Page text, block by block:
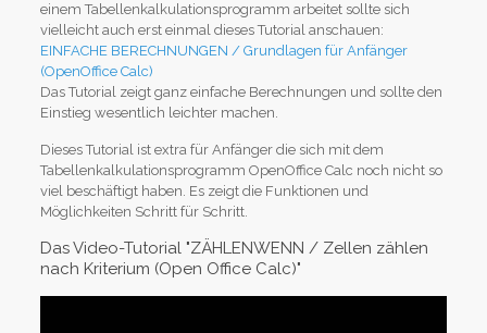
einem Tabellenkalkulationsprogramm arbeitet sollte sich
vielleicht auch erst einmal dieses Tutorial anschauen:
EINFACHE BERECHNUNGEN / Grundlagen für Anfänger
(OpenOffice Calc)
Das Tutorial zeigt ganz einfache Berechnungen und sollte den
Einstieg wesentlich leichter machen.
Dieses Tutorial ist extra für Anfänger die sich mit dem
Tabellenkalkulationsprogramm OpenOffice Calc noch nicht so
viel beschäftigt haben. Es zeigt die Funktionen und
Möglichkeiten Schritt für Schritt.
Das Video-Tutorial "ZÄHLENWENN / Zellen zählen
nach Kriterium (Open Office Calc)"